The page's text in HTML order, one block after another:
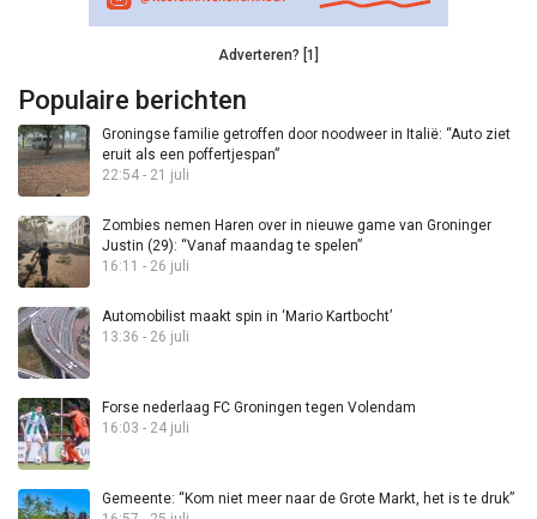
Adverteren? [1]
Populaire berichten
Groningse familie getroffen door noodweer in Italië: “Auto ziet
eruit als een poffertjespan”
22:54 - 21 juli
Zombies nemen Haren over in nieuwe game van Groninger
Justin (29): “Vanaf maandag te spelen”
16:11 - 26 juli
Automobilist maakt spin in ‘Mario Kartbocht’
13:36 - 26 juli
Forse nederlaag FC Groningen tegen Volendam
16:03 - 24 juli
Gemeente: “Kom niet meer naar de Grote Markt, het is te druk”